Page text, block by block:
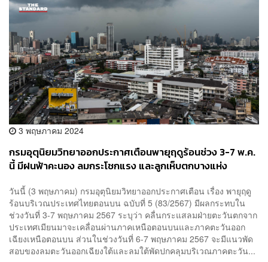
3 พฤษภาคม 2024
กรมอุตุนิยมวิทยาออกประกาศเตือนพายุฤดูร้อนช่วง 3-7 พ.ค.
นี้ มีฝนฟ้าคะนอง ลมกระโชกแรง และลูกเห็บตกบางแห่ง
วันนี้ (3 พฤษภาคม) กรมอุตุนิยมวิทยาออกประกาศเตือน เรื่อง พายุฤดู
ร้อนบริเวณประเทศไทยตอนบน ฉบับที่ 5 (83/2567) มีผลกระทบใน
ช่วงวันที่ 3-7 พฤษภาคม 2567 ระบุว่า คลื่นกระแสลมฝ่ายตะวันตกจาก
ประเทศเมียนมาจะเคลื่อนผ่านภาคเหนือตอนบนและภาคตะวันออก
เฉียงเหนือตอนบน ส่วนในช่วงวันที่ 6-7 พฤษภาคม 2567 จะมีแนวพัด
สอบของลมตะวันออกเฉียงใต้และลมใต้พัดปกคลุมบริเวณภาคตะวัน...